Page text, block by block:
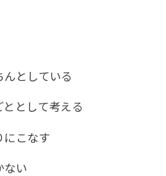
としている
ととして考える
にこなす
ない